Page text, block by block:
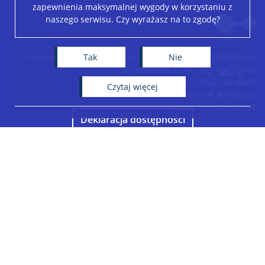
zapewnienia maksymalnej wygody w korzystaniu z
naszego serwisu. Czy wyrażasz na to zgodę?
Tak Nie
czytaj więcej
Leaflet|©OpenStreetMapcontributors
Centrum Nowych Technologii Uniwersytetu Warszawskiego
ul. Banacha 2C, 02-097 Warszawa
sekretariat@cent.uw.edu.pl
Konto bankowe CeNT
Deklaracja dostępności